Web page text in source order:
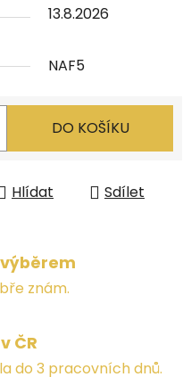
13.8.2026
NAF5
DO KOŠÍKU
Hlídat Sdílet
znám.
ČR
do 3 pracovních dnů.